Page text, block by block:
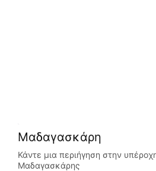
Μαδαγασκάρη
Κάντε μια περιήγηση στην
Μαδαγασκάρης